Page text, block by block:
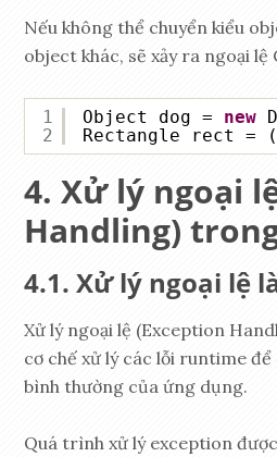
Nếu không thể chuyển kiểu
object khác, sẽ xảy ra ngoại lệ
1
2
Object dog = new
Rectangle rect =
Xử lý ngoại
Handling)
Xử lý ngoại lệ
Xử lý ngoại lệ (Exception
cơ chế xử lý các lỗi runtime
bình thường của ứng dụng.
Quá trình xử lý exception